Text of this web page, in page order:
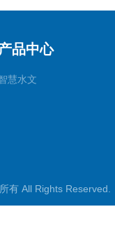
品中心
慧水文
所有 All Rights